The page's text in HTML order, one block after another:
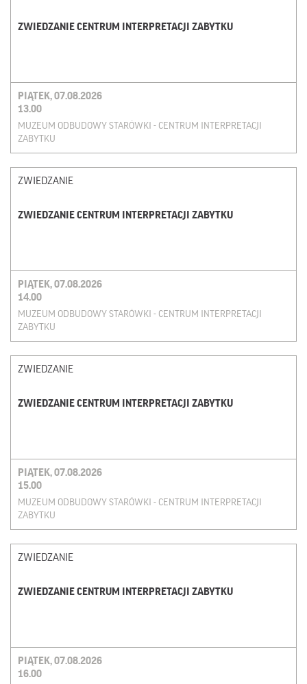
ZWIEDZANIE CENTRUM INTERPRETACJI ZABYTKU
PIĄTEK, 07.08.2026
13.00
MUZEUM ODBUDOWY STARÓWKI - CENTRUM INTERPRETACJI
ZABYTKU
ZWIEDZANIE
ZWIEDZANIE CENTRUM INTERPRETACJI ZABYTKU
PIĄTEK, 07.08.2026
14.00
MUZEUM ODBUDOWY STARÓWKI - CENTRUM INTERPRETACJI
ZABYTKU
ZWIEDZANIE
ZWIEDZANIE CENTRUM INTERPRETACJI ZABYTKU
PIĄTEK, 07.08.2026
15.00
MUZEUM ODBUDOWY STARÓWKI - CENTRUM INTERPRETACJI
ZABYTKU
ZWIEDZANIE
ZWIEDZANIE CENTRUM INTERPRETACJI ZABYTKU
PIĄTEK, 07.08.2026
16.00